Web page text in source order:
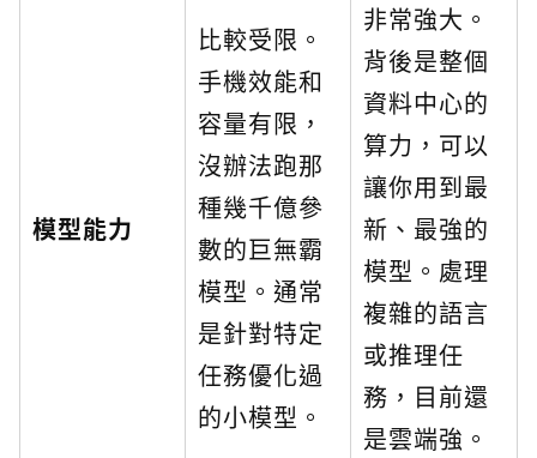
模型能力
比較受限。
手機效能和
容量有限，
沒辦法跑那
種幾千億參
數的巨無霸
模型。通常
是針對特定
任務優化過
的小模型。
非常強大。
背後是整個
資料中心的
算力，可以
讓你用到最
新、最強的
模型。處理
複雜的語言
或推理任
務，目前還
是雲端強。